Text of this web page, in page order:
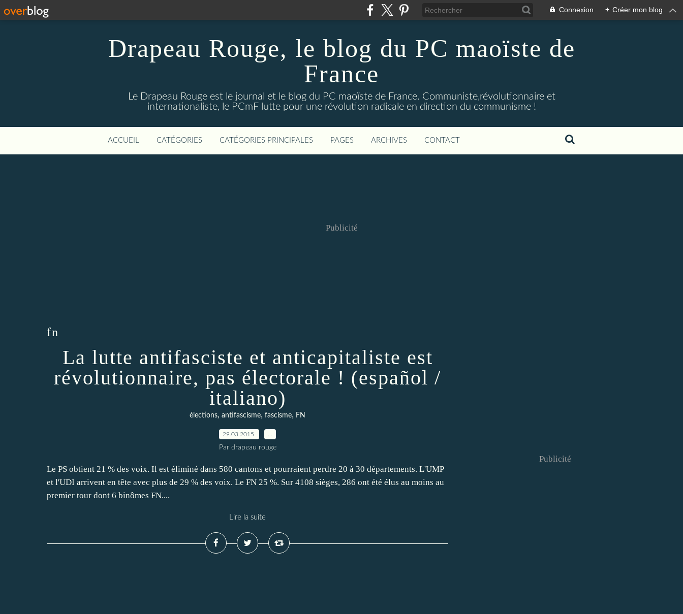
Connexion + Créer mon blog
Drapeau Rouge, le blog du PC maoïste de
France
Le Drapeau Rouge est le journal et le blog du PC maoïste de France. Communiste,révolutionnaire et
internationaliste, le PCmF lutte pour une révolution radicale en direction du communisme !
ACCUEIL CATÉGORIES CATÉGORIES PRINCIPALES PAGES ARCHIVES CONTACT
Publicité
fn
La lutte antifasciste et anticapitaliste est
révolutionnaire, pas électorale ! (español /
italiano)
élections, antifascisme, fascisme, FN
29.03.2015
Par drapeau rouge
Le PS obtient 21 % des voix. Il est éliminé dans 580 cantons et pourraient perdre 20 à 30 départements. L'UMP
et l'UDI arrivent en tête avec plus de 29 % des voix. Le FN 25 %. Sur 4108 sièges, 286 ont été élus au moins au
premier tour dont 6 binômes FN....
Lire la suite
Publicité